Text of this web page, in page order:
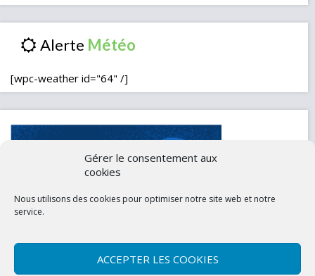
Gérer le consentement aux
cookies
Nous utilisons des cookies pour optimiser notre site web et notre
service.
ACCEPTER LES COOKIES
Alerte
[wpc-weather id="64" /]